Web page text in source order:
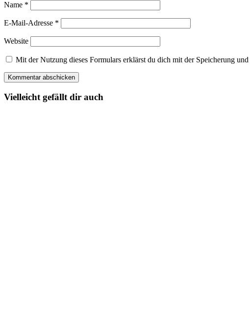
Name *
E-Mail-Adresse *
Website
Mit der Nutzung dieses Formulars erklärst du dich mit der Speicherung
Vielleicht gefällt dir auch